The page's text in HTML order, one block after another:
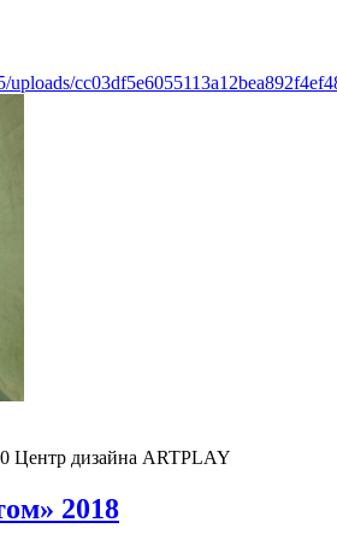
uploads/
Центр дизайна ARTPLAY
2018